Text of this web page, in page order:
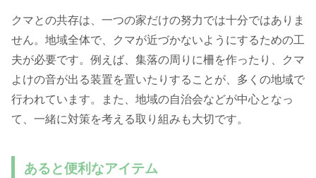
クマとの共存は、一つの家だけの努力では十分ではありま
せん。地域全体で、クマが近づかないようにするための工
夫が必要です。例えば、集落の周りに柵を作ったり、クマ
よけの音が出る装置を置いたりすることが、多くの地域で
行われています。また、地域の自治会などが中心となっ
て、一緒に対策を考える取り組みも大切です。
あると便利なアイテム